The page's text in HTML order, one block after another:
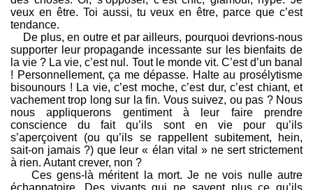
veux en être. Toi aussi, tu veux en être, parce que c’est
tendance.
De plus, en outre et par ailleurs, pourquoi devrions-nous
supporter leur propagande incessante sur les bienfaits de
la vie ? La vie, c’est nul. Tout le monde vit. C’est d’un banal
! Personnellement, ça me dépasse. Halte au prosélytisme
bisounours ! La vie, c’est moche, c’est dur, c’est chiant, et
vachement trop long sur la fin. Vous suivez, ou pas ? Nous
nous appliquerons gentiment à leur faire prendre
conscience du fait qu’ils sont en vie pour qu’ils
s’aperçoivent (ou qu’ils se rappellent subitement, hein,
sait-on jamais ?) que leur « élan vital » ne sert strictement
à rien. Autant crever, non ?
Ces gens-là méritent la mort. Je ne vois nulle autre